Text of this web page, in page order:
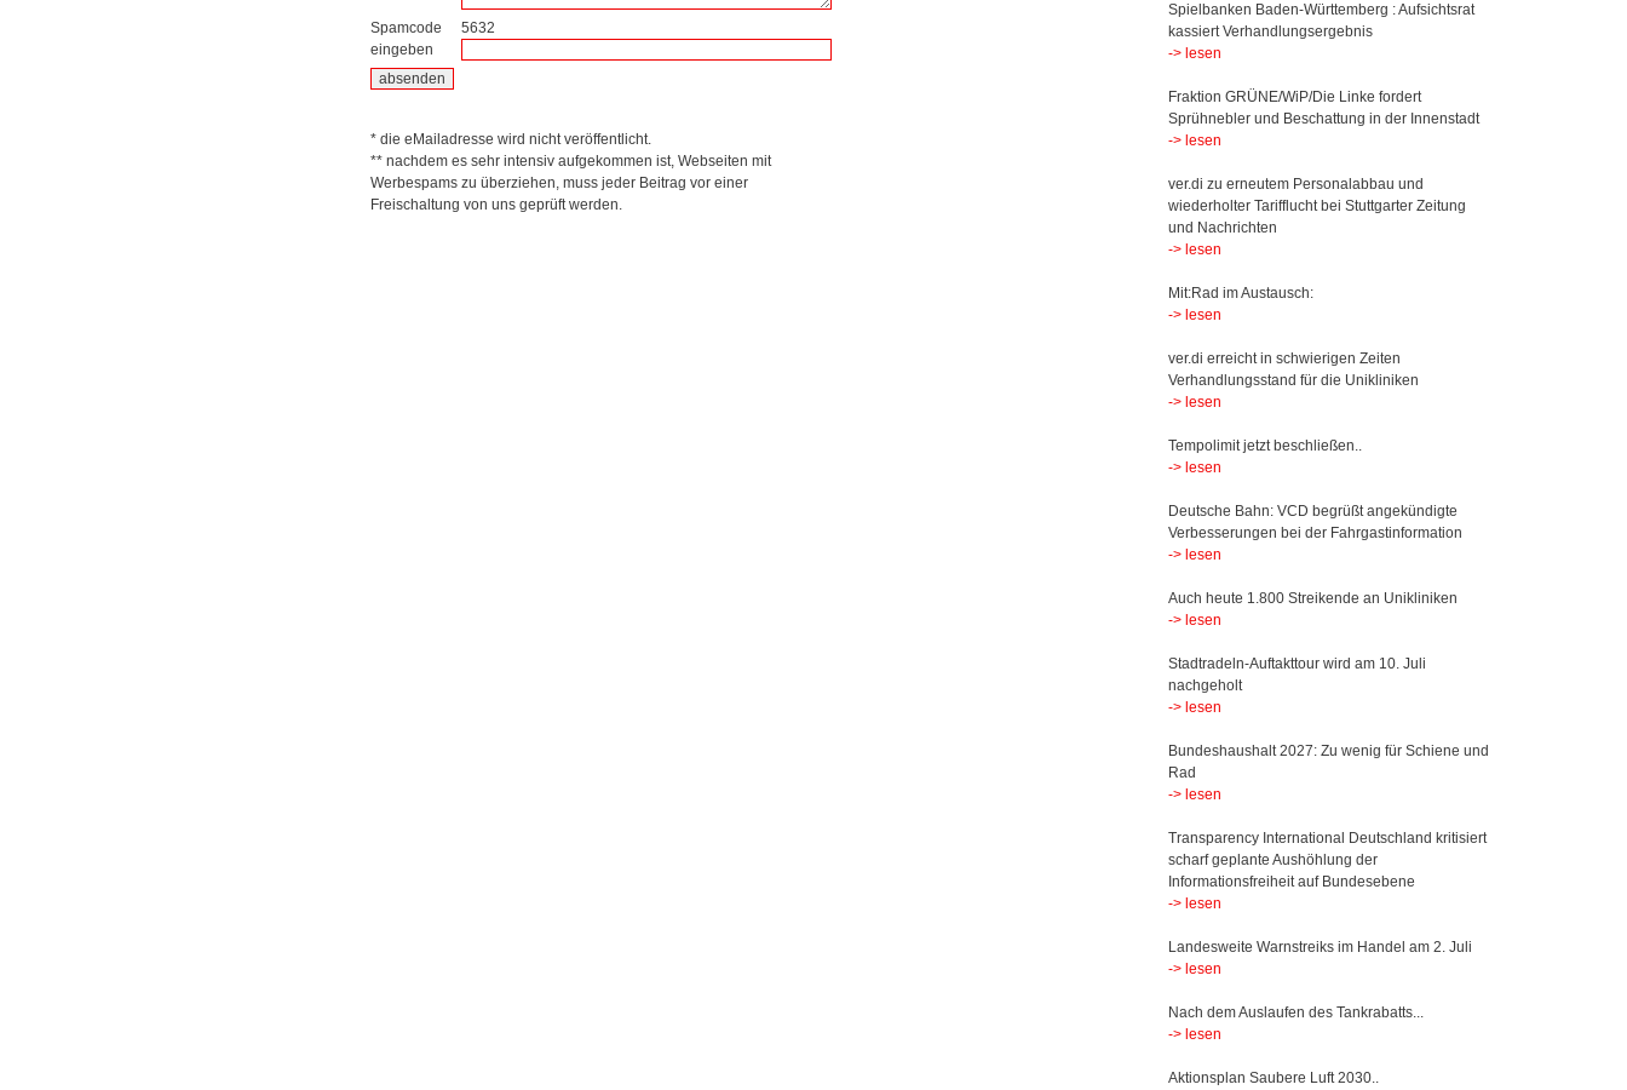
Spamcode
eingeben
5632
* die eMailadresse wird nicht veröffentlicht.
** nachdem es sehr intensiv aufgekommen ist, Webseiten mit
Werbespams zu überziehen, muss jeder Beitrag vor einer
Freischaltung von uns geprüft werden.
Spielbanken Baden-Württemberg : Aufsichtsrat
kassiert Verhandlungsergebnis
-> lesen
Fraktion GRÜNE/WiP/Die Linke fordert
Sprühnebler und Beschattung in der Innenstadt
-> lesen
ver.di zu erneutem Personalabbau und
wiederholter Tarifflucht bei Stuttgarter Zeitung
und Nachrichten
-> lesen
Mit:Rad im Austausch:
-> lesen
ver.di erreicht in schwierigen Zeiten
Verhandlungsstand für die Unikliniken
-> lesen
Tempolimit jetzt beschließen..
-> lesen
Deutsche Bahn: VCD begrüßt angekündigte
Verbesserungen bei der Fahrgastinformation
-> lesen
Auch heute 1.800 Streikende an Unikliniken
-> lesen
Stadtradeln-Auftakttour wird am 10. Juli
nachgeholt
-> lesen
Bundeshaushalt 2027: Zu wenig für Schiene und
Rad
-> lesen
Transparency International Deutschland kritisiert
scharf geplante Aushöhlung der
Informationsfreiheit auf Bundesebene
-> lesen
Landesweite Warnstreiks im Handel am 2. Juli
-> lesen
Nach dem Auslaufen des Tankrabatts...
-> lesen
Aktionsplan Saubere Luft 2030..